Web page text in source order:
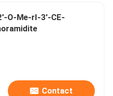
O-Me-rI-3'-CE-
Contact